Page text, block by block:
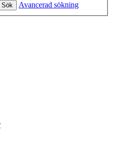
Sök Avancerad sökning